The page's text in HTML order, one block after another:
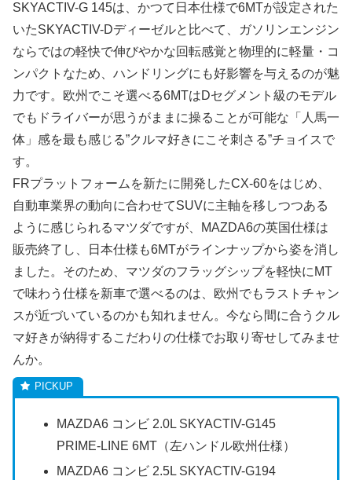
SKYACTIV-G 145は、かつて日本仕様で6MTが設定された
いたSKYACTIV-Dディーゼルと比べて、ガソリンエンジン
ならではの軽快で伸びやかな回転感覚と物理的に軽量・コ
ンパクトなため、ハンドリングにも好影響を与えるのが魅
力です。欧州でこそ選べる6MTはDセグメント級のモデル
でもドライバーが思うがままに操ることが可能な「人馬一
体」感を最も感じる”クルマ好きにこそ刺さる”チョイスで
す。
FRプラットフォームを新たに開発したCX-60をはじめ、
自動車業界の動向に合わせてSUVに主軸を移しつつある
ように感じられるマツダですが、MAZDA6の英国仕様は
販売終了し、日本仕様も6MTがラインナップから姿を消し
ました。そのため、マツダのフラッグシップを軽快にMT
で味わう仕様を新車で選べるのは、欧州でもラストチャン
スが近づいているのかも知れません。今なら間に合うクル
マ好きが納得するこだわりの仕様でお取り寄せしてみませ
んか。
MAZDA6 コンビ 2.0L SKYACTIV-G145
PRIME-LINE 6MT（左ハンドル欧州仕様）
MAZDA6 コンビ 2.5L SKYACTIV-G194